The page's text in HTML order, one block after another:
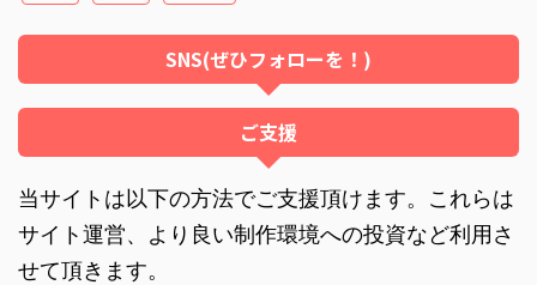
SNS(ぜひフォローを！)
ご支援
当サイトは以下の方法でご支援頂けます。これらは
サイト運営、より良い制作環境への投資など利用さ
せて頂きます。